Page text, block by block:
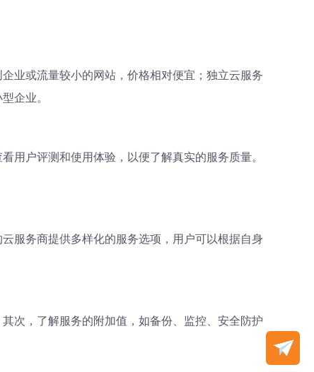
业或流量较小的网站，价格相对便宜；独立云服务
企业。
用户评测和使用体验，以便了解真实的服务质量。
服务商提供多样化的服务选项，用户可以根据自身
次，了解服务的附加值，如备份、监控、安全防护